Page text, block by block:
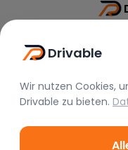
Drivable
Wir nutzen Cookies,
Drivable zu bieten.